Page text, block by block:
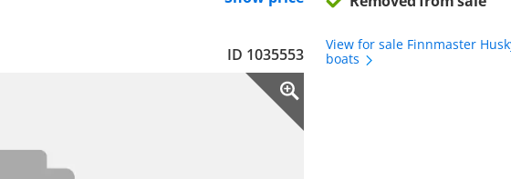
ID 1035553
View for sale Finnmaster
boats